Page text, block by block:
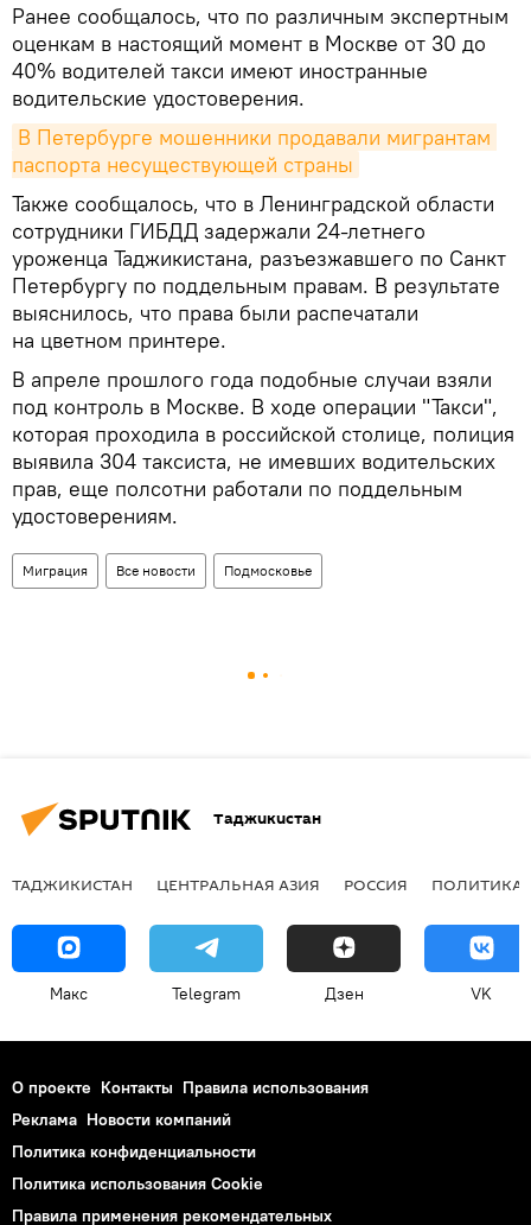
Ранее сообщалось, что по различным экспертным
оценкам в настоящий момент в Москве от 30 до
40% водителей такси имеют иностранные
водительские удостоверения.
В Петербурге мошенники продавали мигрантам
паспорта несуществующей страны
Также сообщалось, что в Ленинградской области
сотрудники ГИБДД задержали 24-летнего
уроженца Таджикистана, разъезжавшего по Санкт
Петербургу по поддельным правам. В результате
выяснилось, что права были распечатали
на цветном принтере.
В апреле прошлого года подобные случаи взяли
под контроль в Москве. В ходе операции "Такси",
которая проходила в российской столице, полиция
выявила 304 таксиста, не имевших водительских
прав, еще полсотни работали по поддельным
удостоверениям.
Миграция Все новости Подмосковье
Таджикистан
ТАДЖИКИСТАН ЦЕНТРАЛЬНАЯ АЗИЯ РОССИЯ ПОЛИТИКА
Макс Telegram Дзен VK
О проекте Контакты Правила использования
Реклама Новости компаний
Политика конфиденциальности
Политика использования Cookie
Правила применения рекомендательных